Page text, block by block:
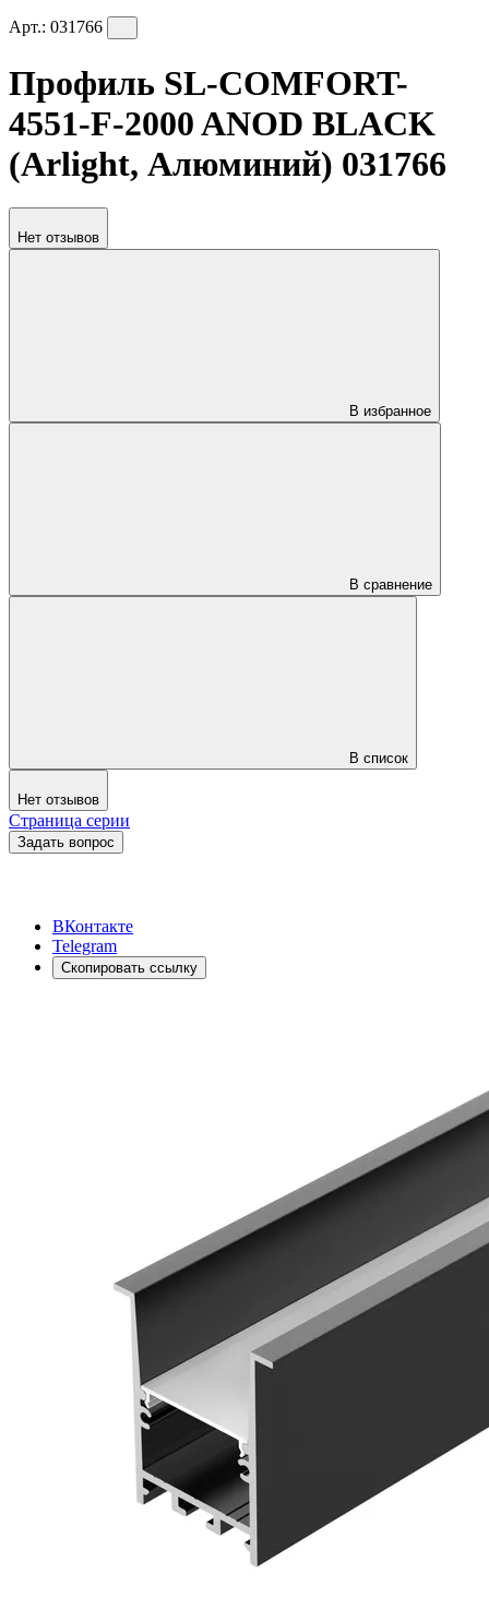
Арт.: 031766
Профиль SL-COMFORT-
4551-F-2000 ANOD BLACK
(Arlight, Алюминий) 031766
Нет отзывов
В избранное
В сравнение
В список
Нет отзывов
Страница серии
Задать вопрос
ВКонтакте
Telegram
Скопировать ссылку